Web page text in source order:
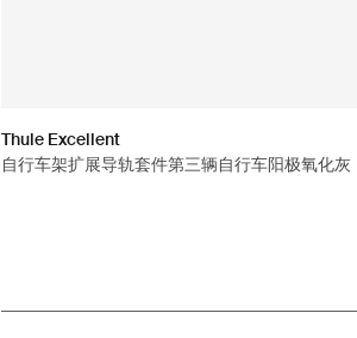
Thule Excellent
自行车架扩展导轨套件第三辆自行车阳极氧化灰